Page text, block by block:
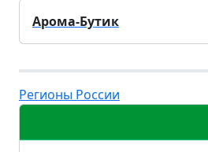
Арома-Бутик
Регионы России